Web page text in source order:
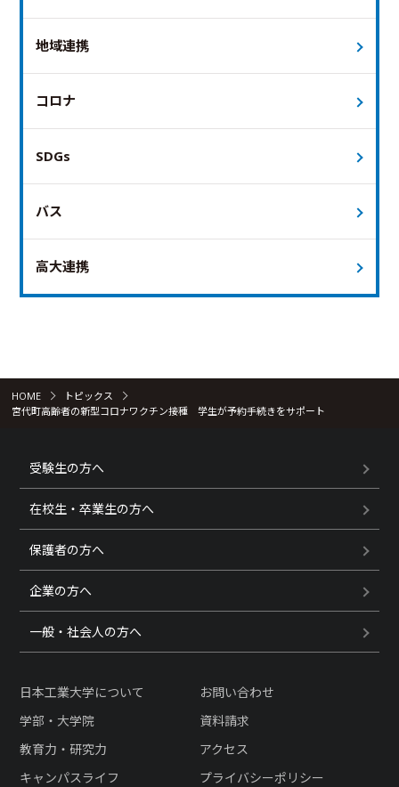
地域連携
コロナ
SDGs
バス
高大連携
HOME
トピックス
宮代町高齢者の新型コロナワクチン接種 学生が予約手続きをサポート
受験生の方へ
在校生・卒業生の方へ
保護者の方へ
企業の方へ
一般・社会人の方へ
日本工業大学について
学部・大学院
教育力・研究力
キャンパスライフ
お問い合わせ
資料請求
アクセス
プライバシーポリシー